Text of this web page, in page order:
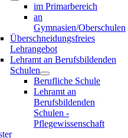
im Primarbereich
an
Gymnasien/Oberschulen
Überschneidungsfreies
Lehrangebot
Lehramt an Berufsbildenden
Schulen
Berufliche Schule
Lehramt an
Berufsbildenden
Schulen -
Pflegewissenschaft